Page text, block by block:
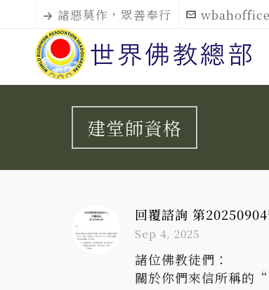
諸惡莫作，眾善奉行
建堂師資格
回覆諮詢 第
Sep 4, 2025
諸位佛教徒們：
關於你們來信所稱的